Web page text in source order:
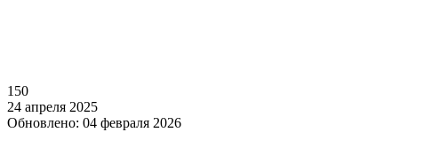
150
24 апреля 2025
Обновлено: 04 февраля 2026